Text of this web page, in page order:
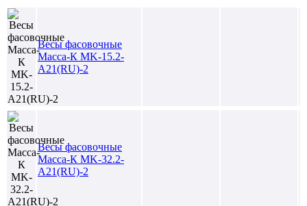
Весы фасовочные
Масса-К MK-15.2-
A21(RU)-2
Весы фасовочные
Масса-К MK-32.2-
A21(RU)-2